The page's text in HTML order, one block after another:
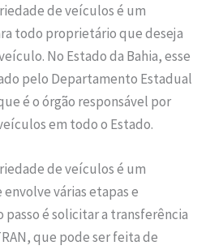
de veículos é um
todo proprietário que deseja
No Estado da Bahia, esse
pelo Departamento Estadual
é o órgão responsável por
em todo o Estado.
de veículos é um
várias etapas e
é solicitar a transferência
que pode ser feita de